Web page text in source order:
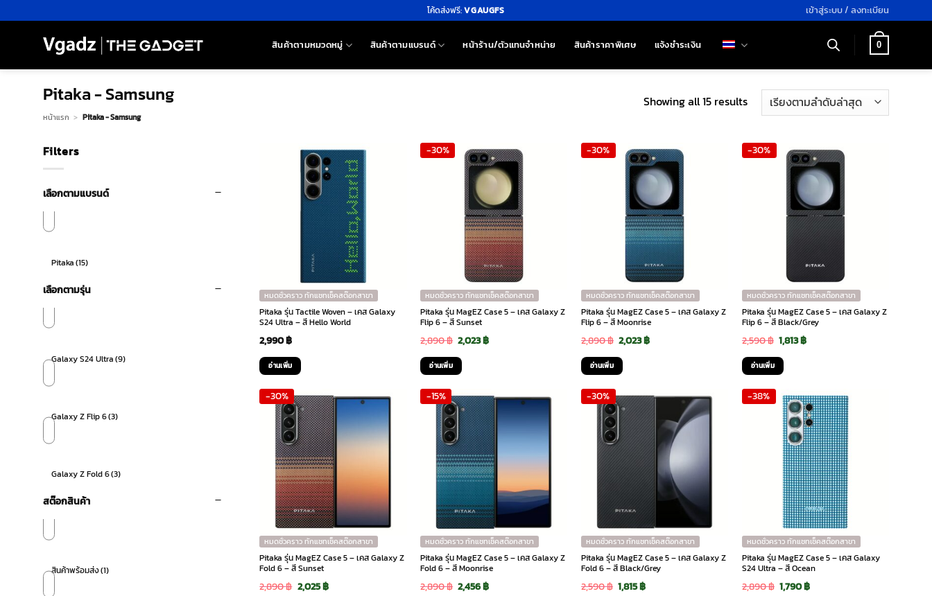
ไป
โค้ดส่งฟรี:VGAUGFS เข้าสู่ระบบ / ลงทะเบียน
สินค้าตามหมวดหมู่ สินค้าตามแบรนด์ หน้าร้าน/ตัวแทนจำหน่าย สินค้าราคาพิเศษ แจ้งชำระเงิน 0
Pitaka - Samsung
หน้าแรก > Pitaka - Samsung
Showing all 15 resultsSorted
Filters
เลือกตามแบรนด์
Pitaka(15)
เลือกตามรุ่น
Galaxy S24 Ultra(9)
Galaxy Z Flip 6(3)
Galaxy Z Fold 6(3)
สต๊อกสินค้า
สินค้าพร้อมส่ง(1)
หมดชั่วคราว ทักแชทเช็คสต๊อกสาขา
Pitaka รุ่น Tactile Woven – เคส Galaxy
S24 Ultra – สี Hello World
2,990฿
อ่านเพิ่ม
-30%
หมดชั่วคราว ทักแชทเช็คสต๊อกสาขา
Pitaka รุ่น MagEZ Case 5 – เคส Galaxy Z
Flip 6 – สี Sunset
2,890฿ Original
price
was:
2,890 ฿.
2,023฿Current
2,023 ฿.
อ่านเพิ่ม
-30%
หมดชั่วคราว ทักแชทเช็คสต๊อกสาขา
Pitaka รุ่น MagEZ Case 5 – เคส Galaxy Z
Flip 6 – สี Moonrise
2,890฿ Original
price
was:
2,890 ฿.
2,023฿Current
2,023 ฿.
อ่านเพิ่ม
-30%
หมดชั่วคราว ทักแชทเช็คสต๊อกสาขา
Pitaka รุ่น MagEZ Case 5 – เคส Galaxy Z
Flip 6 – สี Black/Grey
2,590฿ Original
price
was:
2,590 ฿.
1,813฿Current
1,813 ฿.
อ่านเพิ่ม
-30%
หมดชั่วคราว ทักแชทเช็คสต๊อกสาขา
Pitaka รุ่น MagEZ Case 5 – เคส Galaxy Z
Fold 6 – สี Sunset
2,890฿ Original
2,025฿Current
-15%
หมดชั่วคราว ทักแชทเช็คสต๊อกสาขา
Pitaka รุ่น MagEZ Case 5 – เคส Galaxy Z
Fold 6 – สี Moonrise
2,890฿ Original
2,456฿Current
-30%
หมดชั่วคราว ทักแชทเช็คสต๊อกสาขา
Pitaka รุ่น MagEZ Case 5 – เคส Galaxy Z
Fold 6 – สี Black/Grey
2,590฿ Original
1,815฿Current
-38%
หมดชั่วคราว ทักแชทเช็คสต๊อกสาขา
Pitaka รุ่น MagEZ Case 5 – เคส Galaxy
S24 Ultra – สี Ocean
2,890฿ Original
1,790฿Current